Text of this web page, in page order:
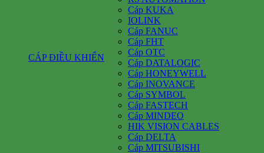
CÁP ĐIỀU KHIỂN
Cáp KUKA
IOLINK
Cáp FANUC
Cáp FHT
Cáp OTC
Cáp DATALOGIC
Cáp HONEYWELL
Cáp INOVANCE
Cáp SYMBOL
Cáp FASTECH
Cáp MINDEO
HIK VISION CABLES
Cáp DELTA
Cáp MITSUBISHI